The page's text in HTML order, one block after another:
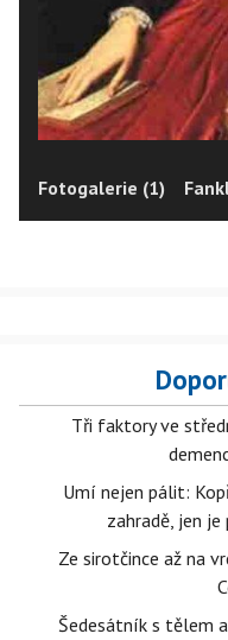
Fotogalerie (1)
Tři faktory ve
Umí nejen pálit:
zahradě, jen
Ze sirotčince až na
Šedesátník s tělem